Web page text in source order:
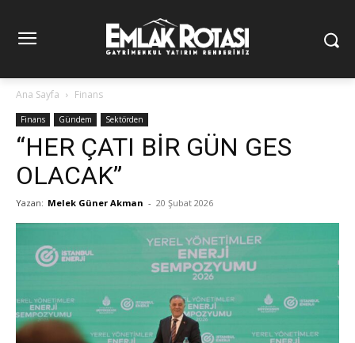
Ana Sayfa Finans
Finans Gündem Sektörden
“HER ÇATI BİR GÜN GES
OLACAK”
Yazan: Melek Güner Akman - 20 Şubat 2026